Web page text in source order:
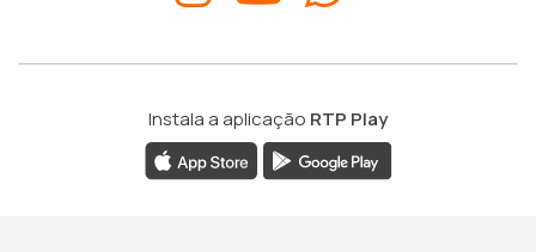
Instala a aplicação RTP Play